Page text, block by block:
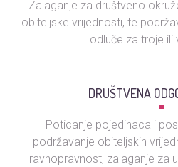
Zalaganje za društveno
obiteljske vrijednosti, te
odluče za troje ili
DRUŠTVENA
Poticanje pojedinaca i
podržavanje obiteljskih
ravnopravnost, zalaganje za